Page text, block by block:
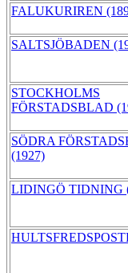
FALUKURIREN
SALTSJÖBADEN
STOCKHOLMS
FÖRSTADSBLAD
SÖDRA
(1927)
LIDINGÖ TIDNING